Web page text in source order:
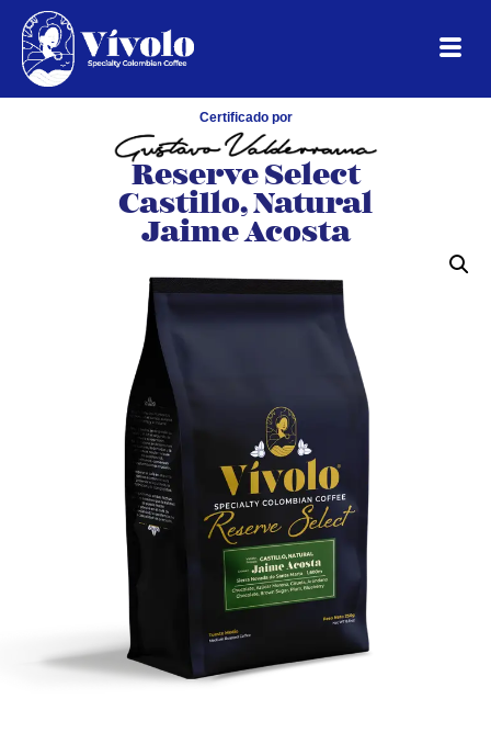
Certificado por
Reserve Select
Castillo, Natural
Jaime Acosta